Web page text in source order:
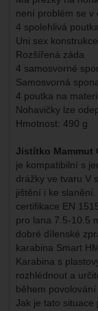
není problém se v
4 spolehlivá
Uni sex konstrukce
Rozšířená záda
4 samosvorné
Samosvorná
4 poutka na
Nohavičky lze
Hmotnost: 490 g
Jistítko Mammut
je kompatibilní s
drážky ve tvaru V
jištění i ke slanění.
certifikace EN
pro lana 7.5-10.5
dobré dílenské
karabina Smart
Karabina s
rozhlédnout a
během
Jak je tato situace